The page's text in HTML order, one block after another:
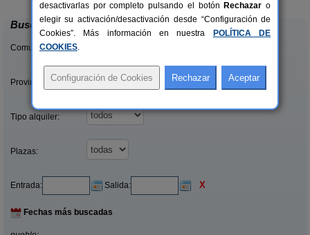
Buscar
Comunidades:
Provincias/Islas:
Tipo alquiler:
Plazas:
Entrada: Salida: X
Fechas más buscadas
desactivarlas por completo pulsando el botón Rechazar o
elegir su activación/desactivación desde “Configuración de
Cookies”. Más información en nuestra
POLÍTICA DE
COOKIES.